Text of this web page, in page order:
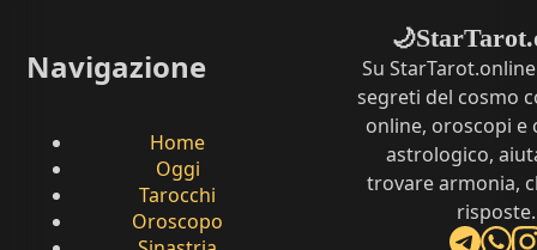
Navigazione
Home
Oggi
Tarocchi
Oroscopo
🌙
Su
segreti del cosmo
online, oroscopi e
astrologico,
trovare armonia,
risposte.